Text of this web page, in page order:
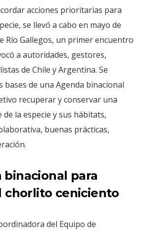
acciones prioritarias para
se llevó a cabo en mayo de
Río Gallegos, un primer encuentro
a autoridades, gestores,
de Chile y Argentina. Se
de una Agenda binacional
recuperar y conservar una
la especie y sus hábitats,
buenas prácticas,
binacional para
chorlito ceniciento
del Equipo de